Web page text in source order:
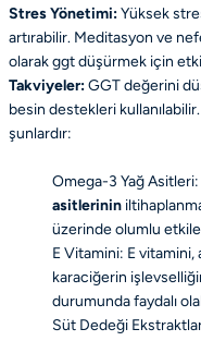
Stres Yönetimi:Yüksek
artırabilir. Meditasyon ve
olarak ggt düşürmek için
Takviyeler:GGT değerini
besin destekleri
şunlardır:
Omega-3 Yağ Asitleri:
asitlerinin
üzerinde olumlu
E Vitamini: E
karaciğerin
durumunda faydalı
Süt Dedeği